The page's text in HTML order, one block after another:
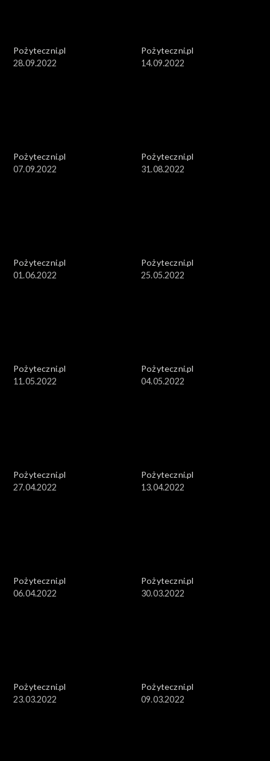
Pożyteczni.pl
28.09.2022
Pożyteczni.pl
14.09.2022
Pożyteczni.pl
07.09.2022
Pożyteczni.pl
31.08.2022
Pożyteczni.pl
01.06.2022
Pożyteczni.pl
25.05.2022
Pożyteczni.pl
11.05.2022
Pożyteczni.pl
04.05.2022
Pożyteczni.pl
27.04.2022
Pożyteczni.pl
13.04.2022
Pożyteczni.pl
06.04.2022
Pożyteczni.pl
30.03.2022
Pożyteczni.pl
23.03.2022
Pożyteczni.pl
09.03.2022